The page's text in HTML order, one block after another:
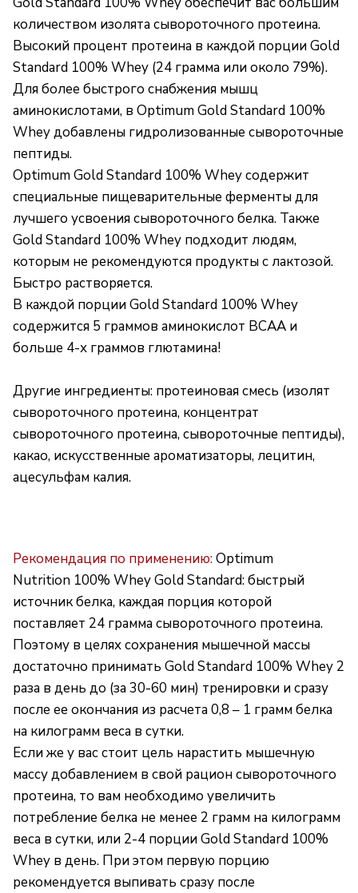
количеством изолята сывороточного протеина.
Высокий процент протеина в каждой порции Gold
Standard 100% Whey (24 грамма или около 79%).
Для более быстрого снабжения мышц
аминокислотами, в Optimum Gold Standard 100%
Whey добавлены гидролизованные сывороточные
пептиды.
Optimum Gold Standard 100% Whey содержит
специальные пищеварительные ферменты для
лучшего усвоения сывороточного белка. Также
Gold Standard 100% Whey подходит людям,
которым не рекомендуются продукты с лактозой.
Быстро растворяется.
В каждой порции Gold Standard 100% Whey
содержится 5 граммов аминокислот BCAA и
больше 4-х граммов глютамина!
Другие ингредиенты: протеиновая смесь (изолят
сывороточного протеина, концентрат
сывороточного протеина, сывороточные пептиды),
какао, искусственные ароматизаторы, лецитин,
ацесульфам калия.
Рекомендация по применению:Optimum
Nutrition 100% Whey Gold Standard: быстрый
источник белка, каждая порция которой
поставляет 24 грамма сывороточного протеина.
Поэтому в целях сохранения мышечной массы
достаточно принимать Gold Standard 100% Whey 2
раза в день до (за 30-60 мин) тренировки и сразу
после ее окончания из расчета 0,8 – 1 грамм белка
на килограмм веса в сутки.
Если же у вас стоит цель нарастить мышечную
массу добавлением в свой рацион сывороточного
протеина, то вам необходимо увеличить
потребление белка не менее 2 грамм на килограмм
веса в сутки, или 2-4 порции Gold Standard 100%
Whey в день. При этом первую порцию
рекомендуется выпивать сразу после